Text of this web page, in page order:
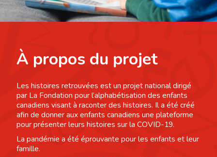
À propos du projet
Les histoires retrouvées est un projet national dirigé
par La Fondation pour l’alphabétisation des enfants
canadiens visant à raconter des histoires. Il a été créé
afin de donner aux enfants canadiens une plateforme
pour présenter leurs histoires sur la COVID-19.
La pandémie a été éprouvante pour les enfants et leur
famille.